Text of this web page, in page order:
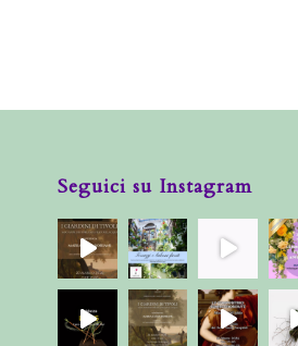
Seguici su Instagram